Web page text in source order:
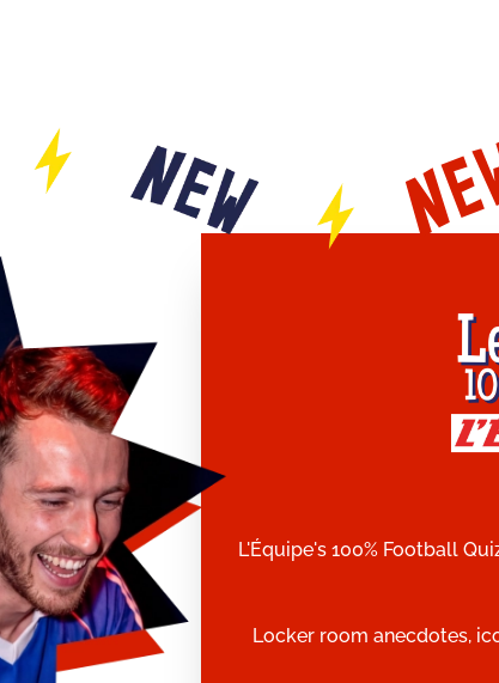
L'Équipe's 100% Football
Locker room anecdotes,